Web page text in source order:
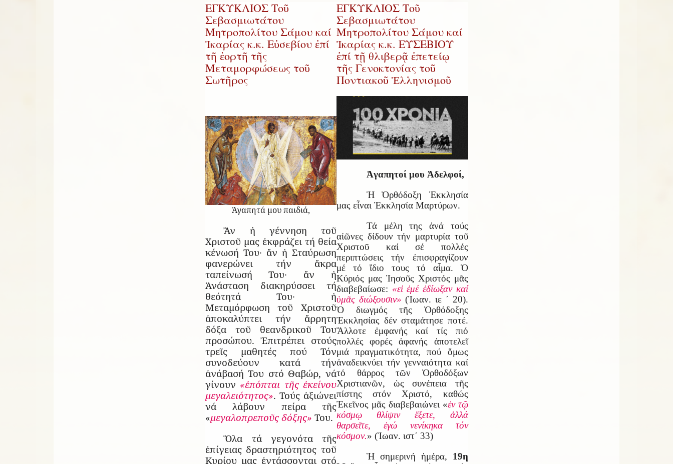
ΕΓΚΥΚΛΙΟΣ Τοῦ
Σεβασμιωτάτου
Μητροπολίτου Σάμου καί
Ἰκαρίας κ.κ. Εὐσεβίου ἐπί
τῆ ἑορτῆ τῆς
Μεταμορφώσεως τοῦ
Σωτῆρος
Ἀγαπητά μου παιδιά,
Ἄν ἡ γέννηση τοῦ
Χριστοῦ μας ἐκφράζει τή θεία
κένωσή Του· ἄν ἡ Σταύρωση
φανερώνει τήν ἄκρα
ταπείνωσή Του· ἄν ἡ
Ἀνάσταση διακηρύσσει τή
θεότητά Του· ἡ
Μεταμόρφωση τοῦ Χριστοῦ
ἀποκαλύπτει τήν ἄρρητη
δόξα τοῦ θεανδρικοῦ Του
προσώπου. Ἐπιτρέπει στούς
τρεῖς μαθητές πού Τόν
συνοδεύουν κατά τήν
ἀνάβασή Του στό Θαβώρ, νά
γίνουν «ἐπόπται τῆς ἐκείνου
μεγαλειότητος». Τούς ἀξιώνει
νά λάβουν πείρα τῆς
«μεγαλοπρεποῦς δόξης» Του.
Ὅλα τά γεγονότα τῆς
ἐπίγειας δραστηριότητος τοῦ
Κυρίου μας ἐντάσσονται στό
ΕΓΚΥΚΛΙΟΣ Τοῦ
Σεβασμιωτάτου
Μητροπολίτου Σάμου καί
Ἰκαρίας κ.κ. ΕΥΣΕΒΙΟΥ
ἐπί τῇ θλιβερᾷ ἐπετείῳ
τῆς Γενοκτονίας τοῦ
Ποντιακοῦ Ἑλληνισμοῦ
Ἀγαπητοί μου Ἀδελφοί,
Ἡ Ὀρθόδοξη Ἐκκλησία
μας εἶναι Ἐκκλησία Μαρτύρων.
Τά μέλη της ἀνά τούς
αἰῶνες δίδουν τήν μαρτυρία τοῦ
Χριστοῦ καί σέ πολλές
περιπτώσεις τήν ἐπισφραγίζουν
μέ τό ἴδιο τους τό αἷμα. Ὁ
Κύριός μας Ἰησοῦς Χριστός μᾶς
διαβεβαίωσε: «εἰ ἐμέ ἐδίωξαν καί
ὑμᾶς διώξουσιν»(Ἰωαν. ιε ΄ 20).
Ὁ διωγμός τῆς Ὀρθόδοξης
Ἐκκλησίας δέν σταμάτησε ποτέ.
Ἄλλοτε ἐμφανής καί τίς πιό
πολλές φορές ἀφανής ἀποτελεῖ
μιά πραγματικότητα, πού ὅμως
ἀναδεικνύει τήν γενναιότητα καί
τό θάρρος τῶν Ὀρθοδόξων
Χριστιανῶν, ὡς συνέπεια τῆς
πίστης στόν Χριστό, καθώς
Ἐκεῖνος μᾶς διαβεβαιώνει «ἐν τῷ
κόσμῳ θλίψιν ἕξετε, ἀλλά
θαρσεῖτε, ἐγώ νενίκηκα τόν
κόσμον.» (Ἰωαν. ιστ΄ 33)
Ἡ σημερινή ἡμέρα, 19η